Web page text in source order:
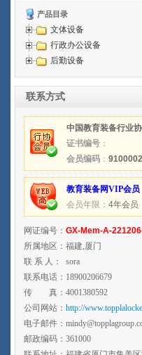
产品目录
文体设备
行政办公设备
后勤设备
联系方式
中国教育装备行业
证书编号 ：
会员编码 ：
教育装备网VIP会员
会员年限： 4年会员
网证编号： GX-Mem-A-
所属地区： 福建,厦门
联 系 人：
sora
联系电话： 18900206679
传 真： 4001380592
公司网站： http://
电子邮件：
邮政编码： 361000